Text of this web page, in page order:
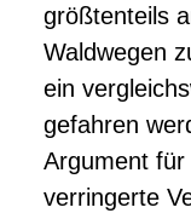
größtenteils
Waldwegen
ein
gefahren
Argument
verringerte